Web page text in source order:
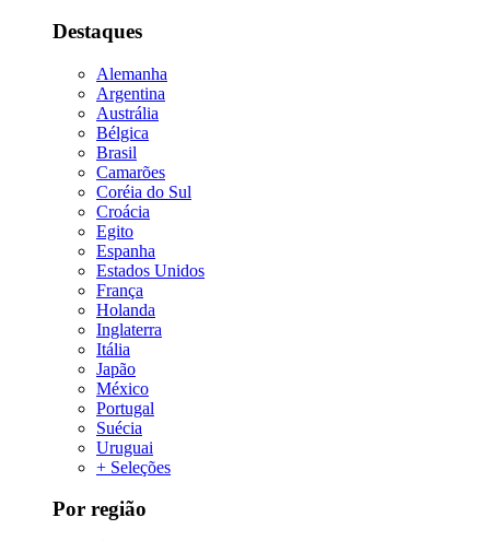
Destaques
Alemanha
Argentina
Austrália
Bélgica
Brasil
Camarões
Coréia do Sul
Croácia
Egito
Espanha
Estados Unidos
França
Holanda
Inglaterra
Itália
Japão
México
Portugal
Suécia
Uruguai
+ Seleções
Por região